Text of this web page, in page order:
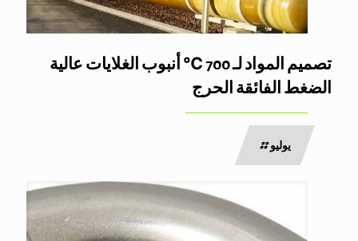
تصميم المواد لـ 700 ℃ أنبوب الغلايات عالية
الضغط الفائقة الحرج
يوليو